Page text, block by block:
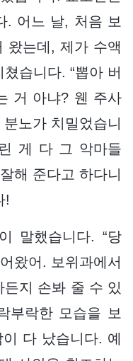
. 어느 날, 처음 보
왔는데, 제가 수액
습니다. “뽑아 버
거 아냐? 웬 주사
노가 치밀었습니
게 다 그 악마들
해 준다고 하다니
!
말했습니다. “당
왔어. 보위과에서
지 손봐 줄 수 있
부락한 모습을 보
다 났습니다. 예